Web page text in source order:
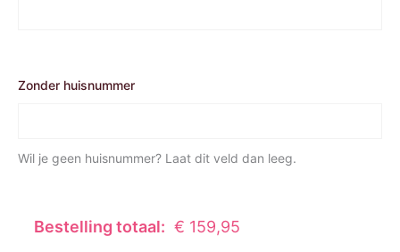
Zonder huisnummer
Wil je geen huisnummer? Laat dit veld dan leeg.
Bestelling totaal: € 159,95